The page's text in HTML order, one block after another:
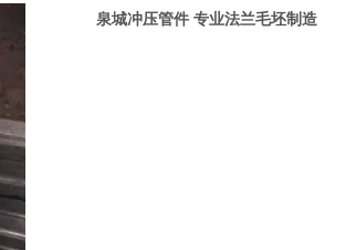
泉城冲压管件 专业法兰毛坯制造